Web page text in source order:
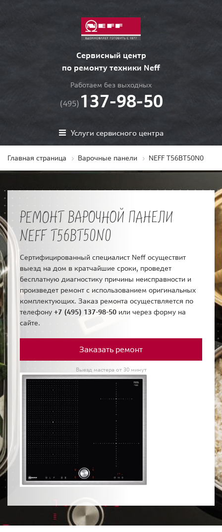
Сервисный центр
по ремонту техники Neff
Работаем без выходных
(495) 137-98-50
Услуги сервисного центра
Главная страница Варочные панели NEFF T56BT50N0
РЕМОНТ ВАРОЧНОЙ ПАНЕЛИ
NEFF T56BT50N0
Сертифицированный специалист Neff осуществит
выезд на дом в кратчайшие сроки, проведет
бесплатную диагностику причины неисправности и
произведет ремонт с использованием оригинальных
комплектующих. Заказ ремонта осуществляется по
телефону +7 (495) 137-98-50 или через форму на
сайте.
Заказать ремонт
Выезд мастера от 30 минут